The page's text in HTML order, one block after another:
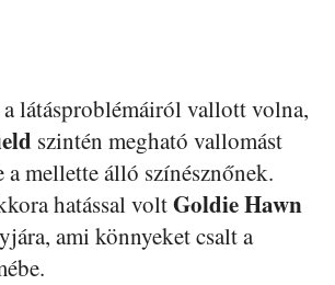
a látásproblémáiról vallott volna,
szintén megható vallomást
a mellette álló színésznőnek.
hatással voltGoldie Hawn
ami könnyeket csalt a